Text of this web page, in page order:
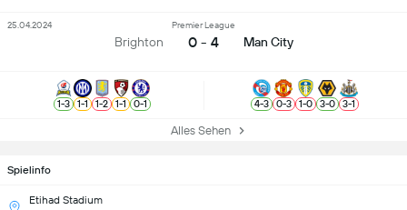
Spielinfo
Etihad Stadium
Brighton
Premier League
0 - 4 Man City
25.04.2024
1-3 1-1 1-2 1-1 0-1 4-3 0-3 1-0 3-0 3-1
Alles Sehen